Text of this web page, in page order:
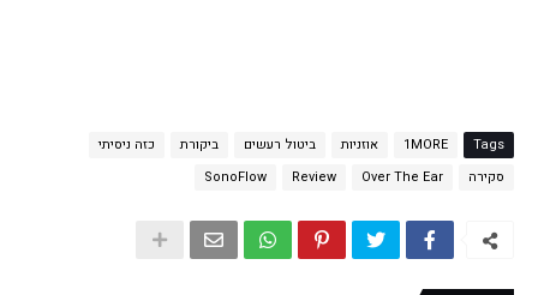
Tags
1MORE אוזניות ביטול רעשים ביקורת
כזה ניסיתי
סקירה
Over The Ear
Review
SonoFlow